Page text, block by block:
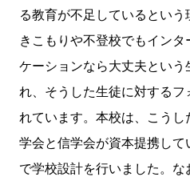
る教育が不足しているという
きこもりや不登校でもイン
ケーションなら大丈夫という
れ、そうした生徒に対するフ
れています。本校は、こう
学会と信学会が資本提携し
で学校設計を行いました。